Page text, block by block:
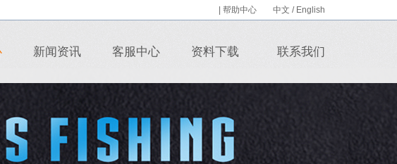
帮助中心 中文 / English
新闻资讯 客服中心 资料下载 联系我们